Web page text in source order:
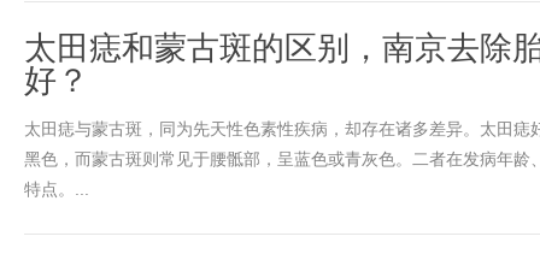
太田痣和蒙古斑的区别，南京去除
好？
太田痣与蒙古斑，同为先天性色素性疾病，却存在诸多差异。太田痣
黑色，而蒙古斑则常见于腰骶部，呈蓝色或青灰色。二者在发病年龄
特点。...